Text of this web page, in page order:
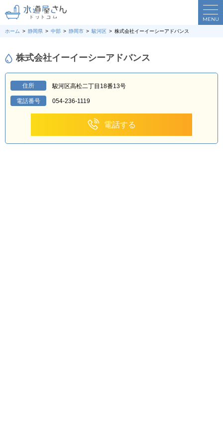
MENU
ホーム 静岡県 中部 静岡市 駿河区 株式会社イーイーシーアドバンス
株式会社イーイーシーアドバンス
住所 駿河区高松二丁目18番13号
電話番号 054-236-1119
電話する